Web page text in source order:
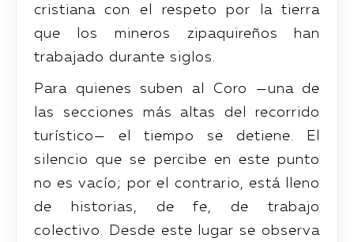
cristiana con el respeto por la tierra
que los mineros zipaquireños han
trabajado durante siglos.
Para quienes suben al Coro —una de
las secciones más altas del recorrido
turístico— el tiempo se detiene. El
silencio que se percibe en este punto
no es vacío; por el contrario, está lleno
de historias, de fe, de trabajo
colectivo. Desde este lugar se observa